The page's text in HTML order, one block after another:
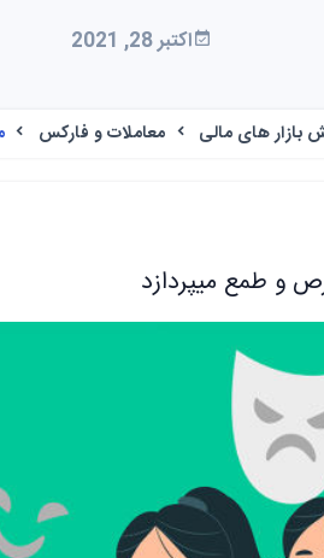
اکتبر 28, 2021
بازار های مالی معاملات و فارکس
و طمع میپردازد